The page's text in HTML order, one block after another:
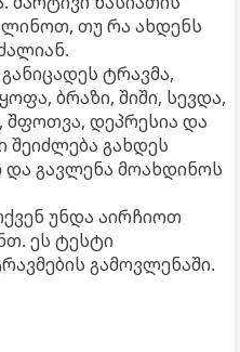
თუ რა ახდენს
ტრავმა,
ბრაზი, შიში, სევდა,
დეპრესია და
შეიძლება გახდეს
გავლენა მოახდინოს
უნდა აირჩიოთ
ეს ტესტი
გამოვლენაში.